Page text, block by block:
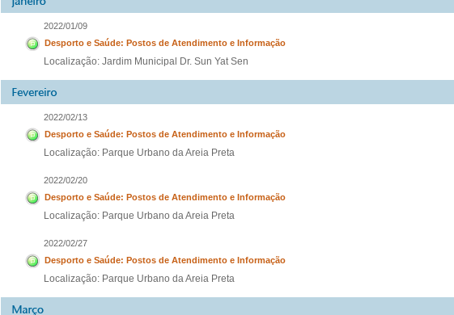
2022/01/09
Desporto e Saúde: Postos de Atendimento e Informação
Localização: Jardim Municipal Dr. Sun Yat Sen
2022/02/13
Desporto e Saúde: Postos de Atendimento e Informação
Localização: Parque Urbano da Areia Preta
2022/02/20
Desporto e Saúde: Postos de Atendimento e Informação
Localização: Parque Urbano da Areia Preta
2022/02/27
Desporto e Saúde: Postos de Atendimento e Informação
Localização: Parque Urbano da Areia Preta